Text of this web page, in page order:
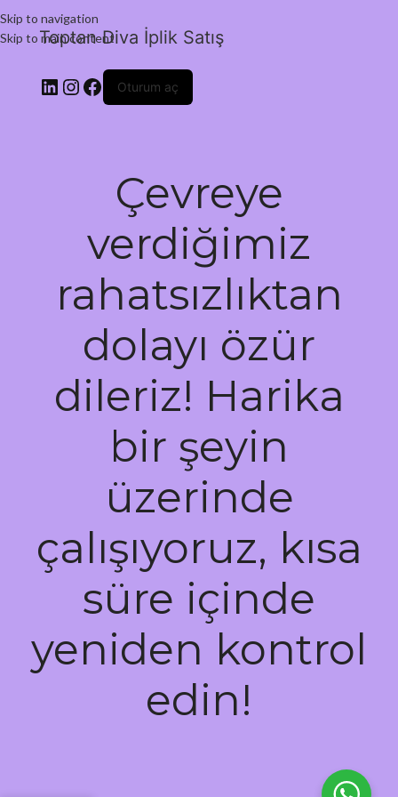
Skip to navigation
Skip to main content
Toptan Diva İplik Satış
Oturum aç
Çevreye
verdiğimiz
rahatsızlıktan
dolayı özür
dileriz! Harika
bir şeyin
üzerinde
çalışıyoruz, kısa
süre içinde
yeniden kontrol
edin!